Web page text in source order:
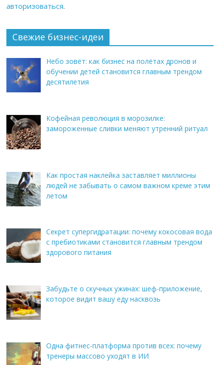
авторизоваться.
Свежие бизнес-идеи
Небо зовёт: как бизнес на полётах дронов и
обучении детей становится главным трендом
десятилетия
Кофейная революция в морозилке:
замороженные сливки меняют утренний ритуал
Как простая наклейка заставляет миллионы
людей не забывать о самом важном креме этим
летом
Секрет супергидратации: почему кокосовая вода
с пребиотиками становится главным трендом
здорового питания
Забудьте о скучных ужинах: шеф-приложение,
которое видит вашу еду насквозь
Одна фитнес-платформа против всех: почему
тренеры массово уходят в ИИ